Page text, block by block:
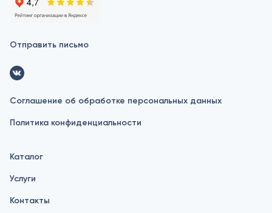
Отправить письмо
Соглашение об обработке персональных данных
Политика конфиденциальности
Каталог
Услуги
Контакты